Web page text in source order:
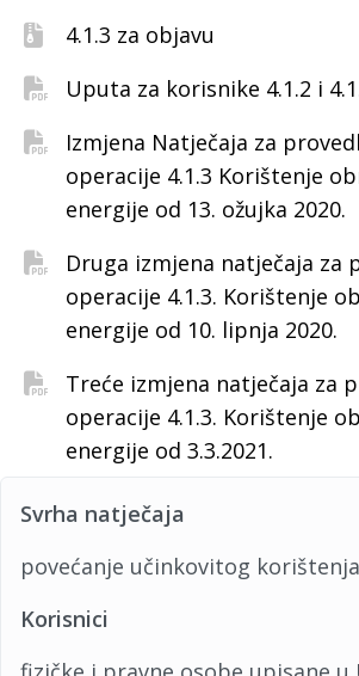
4.1.3 za objavu
Uputa za korisnike 4.1.2 i
Izmjena Natječaja za
operacije 4.1.3 Korištenje
energije od 13. ožujka 2020.
Druga izmjena natječaja za
operacije 4.1.3. Korištenje
energije od 10. lipnja 2020.
Treće izmjena natječaja za
operacije 4.1.3. Korištenje
energije od 3.3.2021.
Svrha natječaja
povećanje učinkovitog
Korisnici